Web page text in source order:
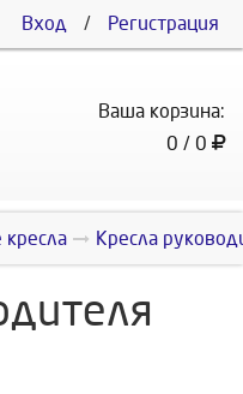
Вход / Регистрация
Ваша корзина:
0 / 0
Кресла